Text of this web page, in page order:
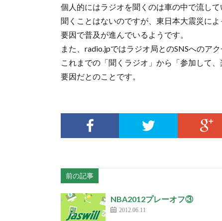
個人的にはラジオを聞くのは車の中で流し
聞くことはないのですが、東日本大震災に
要因で普及が進んでいるようです。
また、radio.jpではラジオ局とのSNSへのア
これまでの「聞くラジオ」から「参加して
要因だとのことです。
前の記事
NBA2012プレーオフ③
2012.06.11